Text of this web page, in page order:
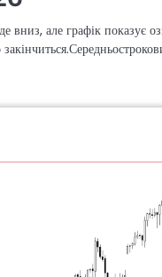
вниз, але графік показує